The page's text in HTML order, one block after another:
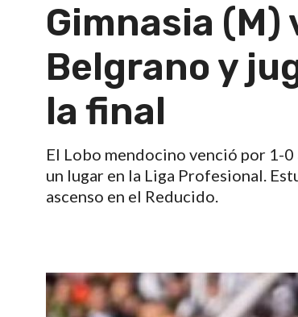
Gimnasia (M)
Belgrano y
la final
El Lobo mendocino venció por 1-
un lugar en la Liga Profesional.
ascenso en el Reducido.